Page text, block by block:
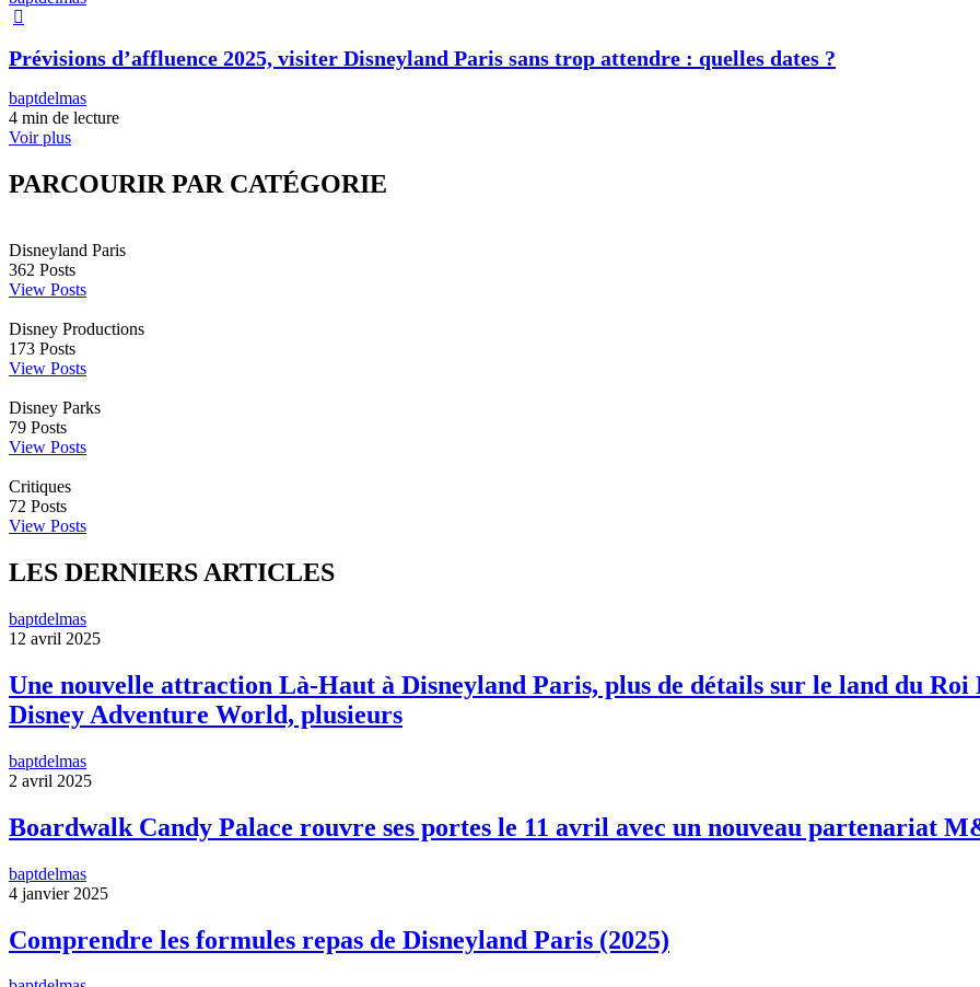
Prévisions d’affluence 2025, visiter Disneyland Paris sans trop attendre : quelles dates ?
baptdelmas
4 min de lecture
Voir plus
PARCOURIR PAR CATÉGORIE
Disneyland Paris
362 Posts
View Posts
Disney Productions
173 Posts
View Posts
Disney Parks
79 Posts
View Posts
Critiques
72 Posts
View Posts
LES DERNIERS ARTICLES
baptdelmas
12 avril 2025
Une nouvelle attraction Là-Haut à Disneyland Paris, plus de détails sur le land du Roi
Disney Adventure World, plusieurs
baptdelmas
2 avril 2025
Boardwalk Candy Palace rouvre ses portes le 11 avril avec un nouveau partenariat
baptdelmas
4 janvier 2025
Comprendre les formules repas de Disneyland Paris (2025)